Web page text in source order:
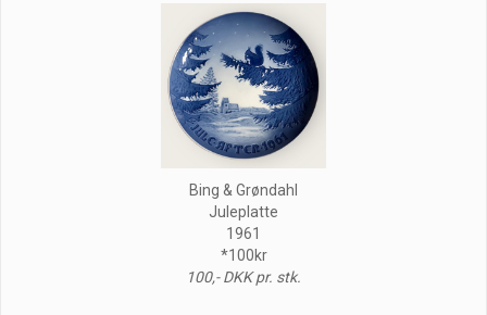
Bing & Grøndahl
Juleplatte
1961
*100kr
100,- DKK pr. stk.